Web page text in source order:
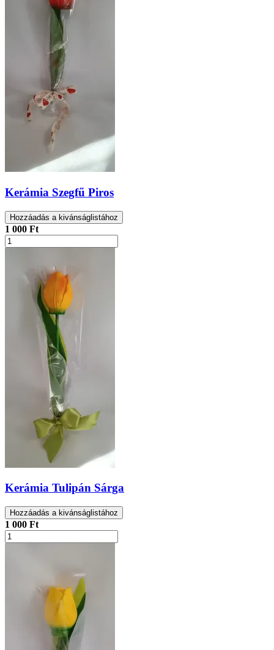
Kerámia Szegfű Piros
Hozzáadás a kivánságlistához
1 000 Ft
Kerámia Tulipán Sárga
Hozzáadás a kivánságlistához
1 000 Ft